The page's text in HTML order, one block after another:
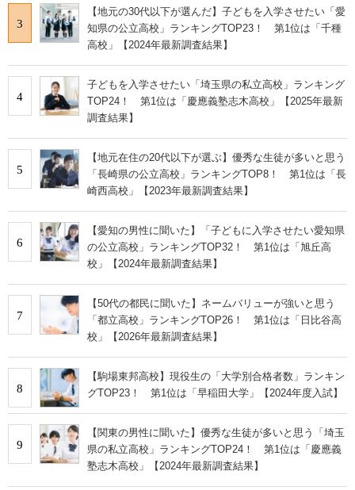
3
【地元の30代以下が選んだ】子どもを入学させたい「愛
知県の公立高校」ランキングTOP23！ 第1位は「千種
高校」【2024年最新調査結果】
4
子どもを入学させたい「埼玉県の私立高校」ランキング
TOP24！ 第1位は「慶應義塾志木高校」【2025年最新
調査結果】
5
【地元在住の20代以下が選ぶ】優秀な生徒が多いと思う
「長崎県の公立高校」ランキングTOP8！ 第1位は「長
崎西高校」【2023年最新調査結果】
6
【愛知の男性に聞いた】「子どもに入学させたい愛知県
の公立高校」ランキングTOP32！ 第1位は「旭丘高
校」【2024年最新調査結果】
7
【50代の都民に聞いた】ネームバリューが強いと思う
「都立高校」ランキングTOP26！ 第1位は「日比谷高
校」【2026年最新調査結果】
8
【駒場東邦高校】現役生の「大学別合格者数」ランキン
グTOP23！ 第1位は「早稲田大学」【2024年度入試】
9
【関東の男性に聞いた】優秀な生徒が多いと思う「埼玉
県の私立高校」ランキングTOP24！ 第1位は「慶應義
塾志木高校」【2024年最新調査結果】